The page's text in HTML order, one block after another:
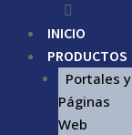
INICIO
PRODUCTOS
Portales y
Páginas
Web